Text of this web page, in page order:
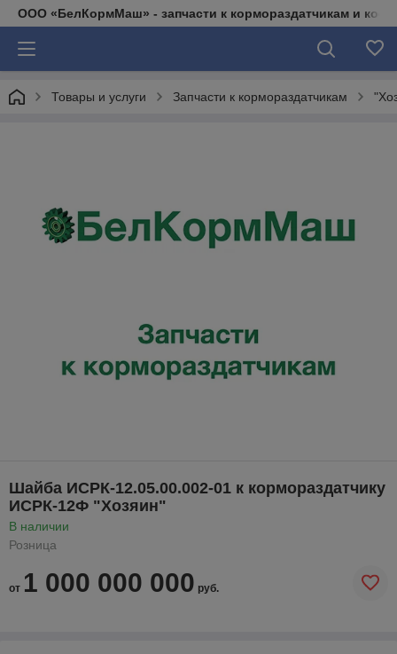
ООО «БелКормМаш» - запчасти к кормораздатчикам и
Товары и услуги Запчасти к кормораздатчикам
Шайба ИСРК-12.05.00.002-01 к кормораздатчику
ИСРК-12Ф "Хозяин"
В наличии
Розница
от 1 000 000 000 руб.